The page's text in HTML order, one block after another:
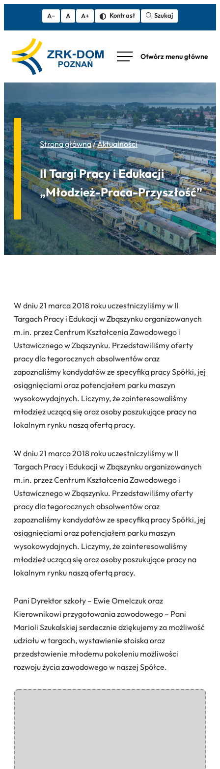
A− A A+ Kontrast Szukaj
Strona główna/Aktualności
II Targi Pracy i Edukacji
„Młodzież-Praca-Przyszłość”
W dniu 21 marca 2018 roku uczestniczyliśmy w II
Targach Pracy i Edukacji w Zbąszynku organizowanych
m.in. przez Centrum Kształcenia Zawodowego i
Ustawicznego w Zbąszynku. Przedstawiliśmy oferty
pracy dla tegorocznych absolwentów oraz
zapoznaliśmy kandydatów ze specyfiką pracy Spółki, jej
osiągnięciami oraz potencjałem parku maszyn
wysokowydajnych. Liczymy, że zainteresowaliśmy
młodzież uczącą się oraz osoby poszukujące pracy na
lokalnym rynku naszą ofertą pracy.
W dniu 21 marca 2018 roku uczestniczyliśmy w II
Targach Pracy i Edukacji w Zbąszynku organizowanych
m.in. przez Centrum Kształcenia Zawodowego i
Ustawicznego w Zbąszynku. Przedstawiliśmy oferty
pracy dla tegorocznych absolwentów oraz
zapoznaliśmy kandydatów ze specyfiką pracy Spółki, jej
osiągnięciami oraz potencjałem parku maszyn
wysokowydajnych. Liczymy, że zainteresowaliśmy
młodzież uczącą się oraz osoby poszukujące pracy na
lokalnym rynku naszą ofertą pracy.
Pani Dyrektor szkoły – Ewie Omelczuk oraz
Kierownikowi przygotowania zawodowego – Pani
Marioli Szukalskiej serdecznie dziękujemy za możliwość
udziału w targach, wystawienie stoiska oraz
przedstawienie młodemu pokoleniu możliwości
rozwoju życia zawodowego w naszej Spółce.